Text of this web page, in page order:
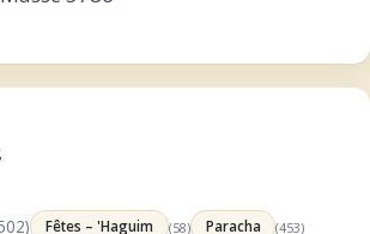
Fêtes – 'Haguim (58) Paracha (453)